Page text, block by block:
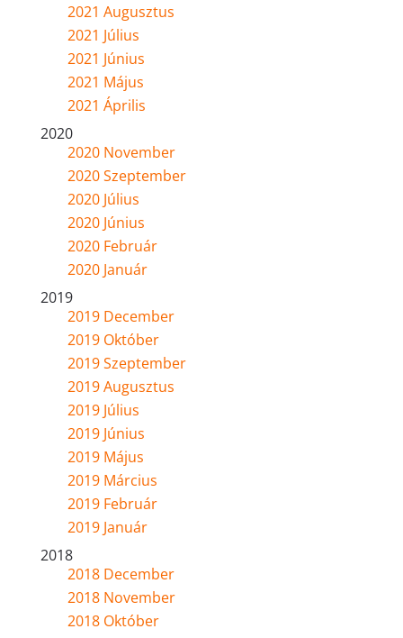
2021 Augusztus
2021 Július
2021 Június
2021 Május
2021 Április
2020
2020 November
2020 Szeptember
2020 Július
2020 Június
2020 Február
2020 Január
2019
2019 December
2019 Október
2019 Szeptember
2019 Augusztus
2019 Július
2019 Június
2019 Május
2019 Március
2019 Február
2019 Január
2018
2018 December
2018 November
2018 Október